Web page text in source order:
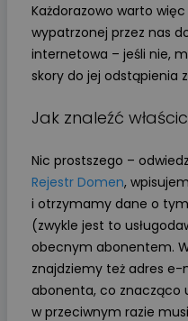
Każdorazowo warto
wypatrzonej przez nas
internetowa – jeśli nie,
skory do jej odstąpienia
Jak znaleźć
Nic prostszego –
Rejestr Domen,
i otrzymamy dane o
(zwykle jest to
obecnym abonentem.
znajdziemy też adres
abonenta, co znacząco
w przeciwnym razie